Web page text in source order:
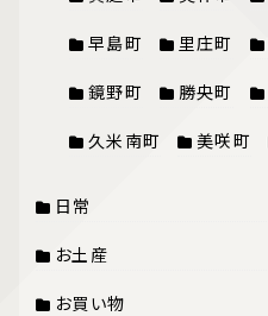
早島町 里庄町
鏡野町 勝央町
久米南町 美咲町
日常
お土産
お買い物